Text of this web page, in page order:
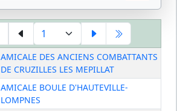
AMICALE DES ANCIENS COMBATTANTS
DE CRUZILLES LES MEPILLAT
AMICALE BOULE D'HAUTEVILLE-
LOMPNES